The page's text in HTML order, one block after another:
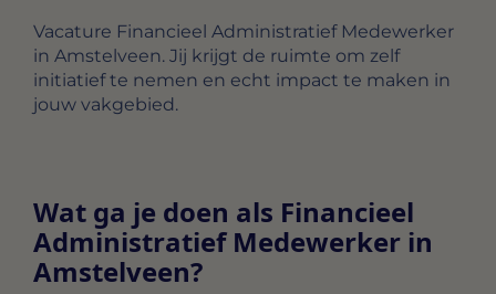
Vacature Financieel Administratief Medewerker
in Amstelveen. Jij krijgt de ruimte om zelf
initiatief te nemen en echt impact te maken in
jouw vakgebied.
Wat ga je doen als Financieel
Administratief Medewerker in
Amstelveen?